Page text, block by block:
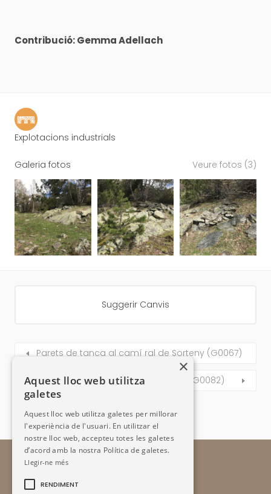
Contribució: Gemma Adellach
Explotacions industrials
Galeria fotos Veure fotos (3)
Suggerir Canvis
Parets de tanca al camí ral de Sorteny (G0067)
Cabana del camí de sota l’Hortell (G0082)
×
Aquest lloc web utilitza
galetes
Aquest lloc web utilitza galetes per millorar
l'experiència de l'usuari. En utilitzar el
nostre lloc web, accepteu totes les galetes
d’acord amb la nostra Política de galetes.
Llegir-ne més
RENDIMENT